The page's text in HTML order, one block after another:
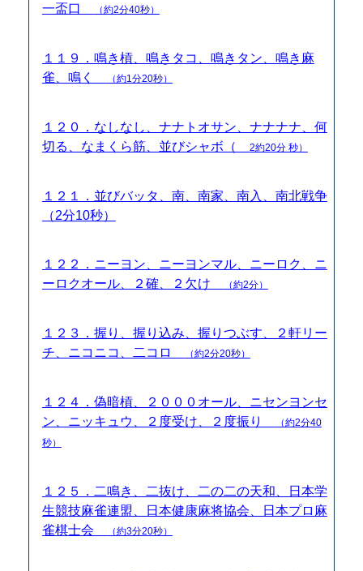
一盃口
（約2分40秒）
１１９．鳴き槓、鳴きタコ、鳴きタン、鳴き麻
雀、鳴く
（約1分20秒）
１２０．なしなし、ナナトオサン、ナナナナ、何
切る、なまくら筋、並びシャボ（
2約20分 秒）
１２１．並びバッタ、南、南家、南入、南北戦争
（2分10秒）
１２２．ニーヨン、ニーヨンマル、ニーロク、ニ
ーロクオール、２確、２欠け
（約2分）
１２３．握り、握り込み、握りつぶす、２軒リー
チ、ニコニコ、二コロ
（約2分20秒）
１２４．偽暗槓、２０００オール、ニセンヨンセ
ン、ニッキュウ、２度受け、２度振り
（約2分40
秒）
１２５．二鳴き、二抜け、二の二の天和、日本学
生競技麻雀連盟、日本健康麻将協会、日本プロ麻
雀棋士会
（約3分20秒）